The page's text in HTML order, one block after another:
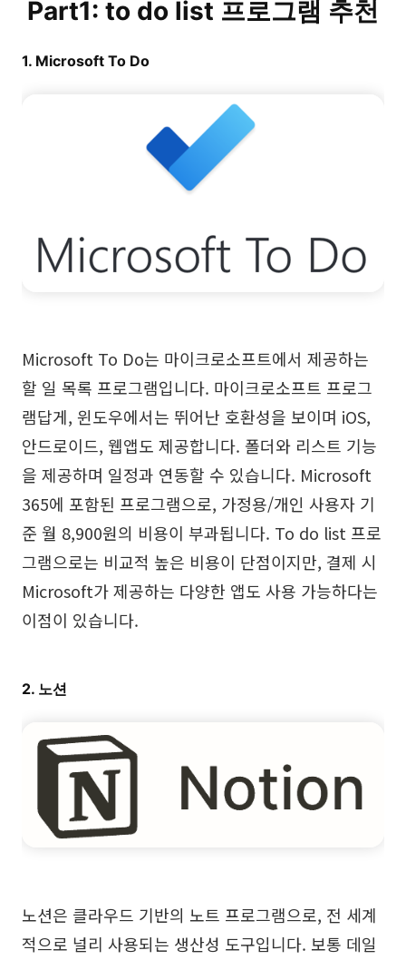
제품 기획
AI 사용자 여정 지도
AI 비즈니스 모델 캔버스
AI SWOT 분석
AI 가치 사슬 분석
전략 & 분석
AI 사용자 페르소나
AI SMART 목표
AI BCG 매트릭스
스마트 크리에이션
AI 화이트보드
AI 프레젠테이션
AI 이력서 작성기
리소스
탐구
다운로드
업데이트 일기
프라이빗 네트워크 배포
Part1: to do list 프로그램 추천
1. Microsoft To Do
Microsoft To Do는 마이크로소프트에서 제공하는
할 일 목록 프로그램입니다. 마이크로소프트 프로그
램답게, 윈도우에서는 뛰어난 호환성을 보이며 iOS,
안드로이드, 웹앱도 제공합니다. 폴더와 리스트 기능
을 제공하며 일정과 연동할 수 있습니다. Microsoft
365에 포함된 프로그램으로, 가정용/개인 사용자 기
준 월 8,900원의 비용이 부과됩니다. To do list 프로
그램으로는 비교적 높은 비용이 단점이지만, 결제 시
Microsoft가 제공하는 다양한 앱도 사용 가능하다는
이점이 있습니다.
2. 노션
노션은 클라우드 기반의 노트 프로그램으로, 전 세계
적으로 널리 사용되는 생산성 도구입니다. 보통 데일